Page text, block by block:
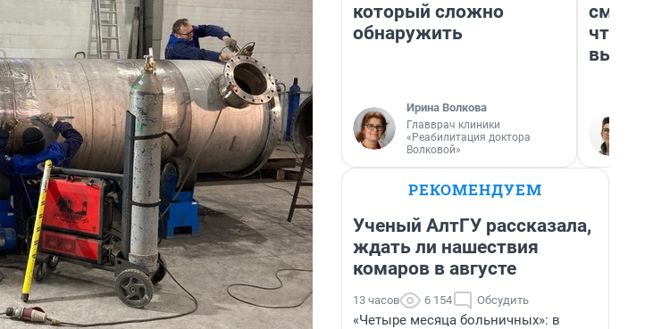
который сложно
обнаружить
Ирина Волкова
Главврач клиники
«Реабилитация доктора
Волковой»
РЕКОМЕНДУЕМ
Ученый АлтГУ рассказала,
ждать ли нашествия
комаров в августе
13 часов 6 154 Обсудить
«Четыре месяца больничных»: в